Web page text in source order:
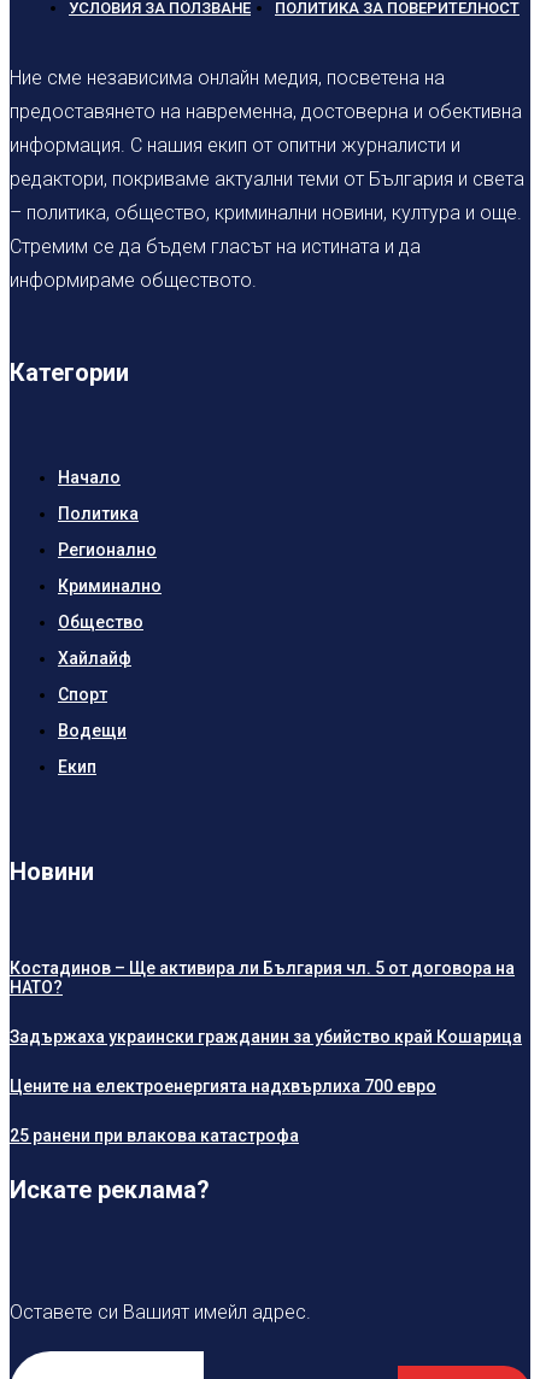
УСЛОВИЯ ЗА ПОЛЗВАНЕ ПОЛИТИКА ЗА ПОВЕРИТЕЛНОСТ
Ние сме независима онлайн медия, посветена на
предоставянето на навременна, достоверна и обективна
информация. С нашия екип от опитни журналисти и
редактори, покриваме актуални теми от България и света
– политика, общество, криминални новини, култура и още.
Стремим се да бъдем гласът на истината и да
информираме обществото.
Категории
Начало
Политика
Регионално
Криминално
Общество
Хайлайф
Спорт
Водещи
Екип
Новини
Костадинов – Ще активира ли България чл. 5 от договора на
НАТО?
Задържаха украински гражданин за убийство край Кошарица
Цените на електроенергията надхвърлиха 700 евро
25 ранени при влакова катастрофа
Искате реклама?
Оставете си Вашият имейл адрес.